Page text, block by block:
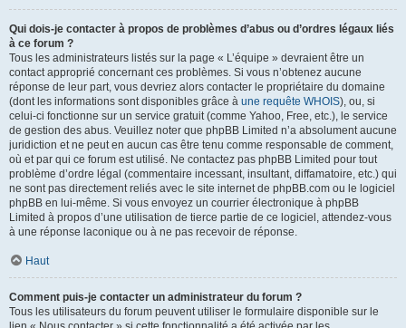
Qui dois-je contacter à propos de problèmes d’abus ou d’ordres légaux liés
à ce forum ?
Tous les administrateurs listés sur la page « L’équipe » devraient être un
contact approprié concernant ces problèmes. Si vous n’obtenez aucune
réponse de leur part, vous devriez alors contacter le propriétaire du domaine
(dont les informations sont disponibles grâce à une requête WHOIS), ou, si
celui-ci fonctionne sur un service gratuit (comme Yahoo, Free, etc.), le service
de gestion des abus. Veuillez noter que phpBB Limited n’a absolument aucune
juridiction et ne peut en aucun cas être tenu comme responsable de comment,
où et par qui ce forum est utilisé. Ne contactez pas phpBB Limited pour tout
problème d’ordre légal (commentaire incessant, insultant, diffamatoire, etc.) qui
ne sont pas directement reliés avec le site internet de phpBB.com ou le logiciel
phpBB en lui-même. Si vous envoyez un courrier électronique à phpBB
Limited à propos d’une utilisation de tierce partie de ce logiciel, attendez-vous
à une réponse laconique ou à ne pas recevoir de réponse.
Haut
Comment puis-je contacter un administrateur du forum ?
Tous les utilisateurs du forum peuvent utiliser le formulaire disponible sur le